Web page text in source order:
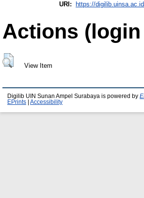
URI:
https://
Actions
View Item
Digilib UIN Sunan Ampel Surabaya is powered by
EPrints
Accessibility